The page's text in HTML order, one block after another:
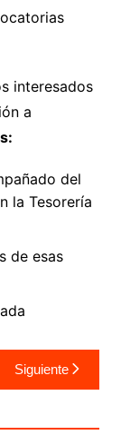
interesados
a
del
la Tesorería
de esas
Siguiente